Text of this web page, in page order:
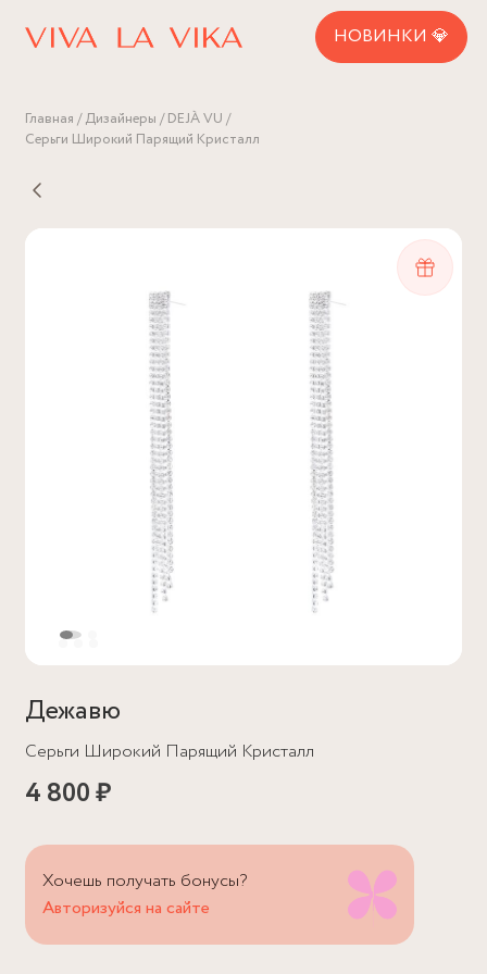
НОВИНКИ 💎
Главная Дизайнеры
DEJÀ VU
Серьги Широкий Парящий Кристалл
Дежавю
Серьги Широкий Парящий Кристалл
4 800 ₽
Хочешь получать бонусы?
Авторизуйся на сайте